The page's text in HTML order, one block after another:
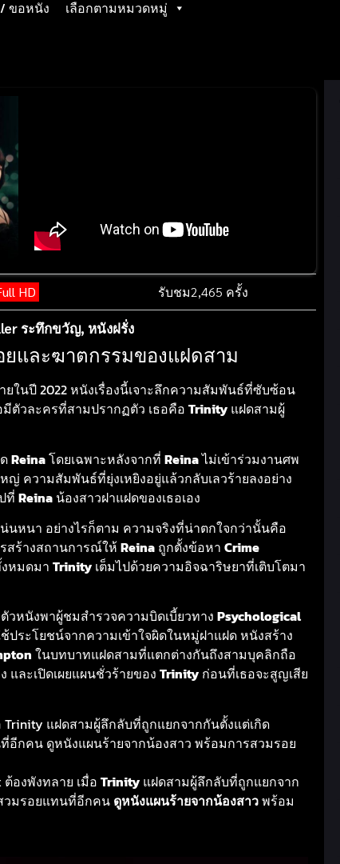
ขอหนัง เลือกตามหมวดหมู่
HD รับชม2,465 ครั้ง
ระทึกขวัญ, หนังฝรั่ง
ยและฆาตกรรมของแฝดสาม
ในปี 2022 หนังเรื่องนี้เจาะลึกความสัมพันธ์ที่ซับซ้อน
ตัวละครที่สามปรากฏตัว เธอคือ Trinity แฝดสามผู้
Reinaโดยเฉพาะหลังจากที่ Reinaไม่เข้าร่วมงานศพ
ความสัมพันธ์ที่ยุ่งเหยิงอยู่แล้วกลับเลวร้ายลงอย่าง
ที่ Reina น้องสาวฝาแฝดของเธอเอง
นหนา อย่างไรก็ตาม ความจริงที่น่าตกใจกว่านั้นคือ
สร้างสถานการณ์ให้Reina ถูกตั้งข้อหา Crime
หมดมา Trinity เต็มไปด้วยความอิจฉาริษยาที่เติบโตมา
วหนังพาผู้ชมสำรวจความบิดเบี้ยวทาง Psychological
ระโยชน์จากความเข้าใจผิดในหมู่ฝาแฝด หนังสร้าง
ในบทบาทแฝดสามที่แตกต่างกันถึงสามบุคลิกถือ
ละเปิดเผยแผนชั่วร้ายของ Trinity ก่อนที่เธอจะสูญเสีย
Trinity แฝดสามผู้ลึกลับที่ถูกแยกจากกันตั้งแต่เกิด
อีกคน ดูหนังแผนร้ายจากน้องสาว พร้อมการสวมรอย
ต้องพังทลาย เมื่อ Trinity แฝดสามผู้ลึกลับที่ถูกแยกจาก
วมรอยแทนที่อีกคน ดูหนังแผนร้ายจากน้องสาวพร้อม